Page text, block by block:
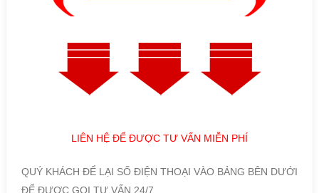
LIÊN HỆ ĐỂ ĐƯỢC TƯ VẤN MIỄN PHÍ
QUÝ KHÁCH ĐỂ LẠI SỐ ĐIỆN THOẠI VÀO BẢNG BÊN DƯỚI
ĐỂ ĐƯỢC GỌI TƯ VẤN 24/7